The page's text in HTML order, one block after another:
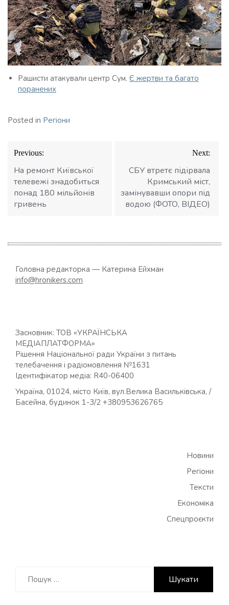
Рашисти атакували центр Сум. Є жертви та багато
поранених
Posted in Регіони
Навігація
записів
Previous:
На ремонт Київської
телевежі знадобиться
понад 180 мільйонів
гривень
Next:
CБУ втретє підірвала
Кримський міст,
замінувавши опори під
водою (ФОТО, ВІДЕО)
Головна редакторка — Катерина Ейхман
info@hronikers.com
Засновник: ТОВ «УКРАЇНСЬКА
МЕДІАПЛАТФОРМА»
Рішення Національної ради України з питань
телебачення і радіомовлення №1631
Ідентифікатор медіа: R40-06400
Україна, 01024, місто Київ, вул.Велика Васильківська, /
Басейна, будинок 1-3/2 +380953626765
Новини
Регіони
Тексти
Економіка
Спецпроєкти